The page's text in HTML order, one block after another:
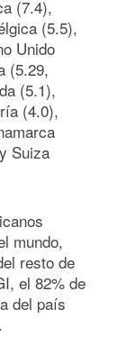
(7.4),
(5.5),
Unido
(5.29,
(5.1),
(4.0),
Suiza
mundo,
resto de
el 82% de
del país